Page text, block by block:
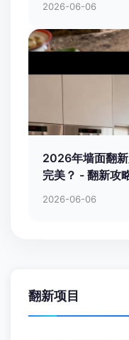
2026-06-06
2026年墙面翻
完美？ - 翻新攻
2026-06-06
翻新项目